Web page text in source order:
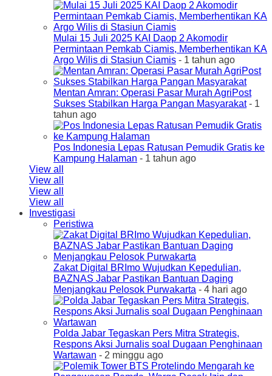
Mulai 15 Juli 2025 KAI Daop 2 Akomodir
Permintaan Pemkab Ciamis, Memberhentikan KA
Argo Wilis di Stasiun Ciamis - 1 tahun ago
Mentan Amran: Operasi Pasar Murah AgriPost
Sukses Stabilkan Harga Pangan Masyarakat- 1
tahun ago
Pos Indonesia Lepas Ratusan Pemudik Gratis ke
Kampung Halaman - 1 tahun ago
View all
View all
View all
View all
Investigasi
Peristiwa
Zakat Digital BRImo Wujudkan Kepedulian,
BAZNAS Jabar Pastikan Bantuan Daging
Menjangkau Pelosok Purwakarta - 4 hari ago
Polda Jabar Tegaskan Pers Mitra Strategis,
Respons Aksi Jurnalis soal Dugaan Penghinaan
Wartawan - 2 minggu ago